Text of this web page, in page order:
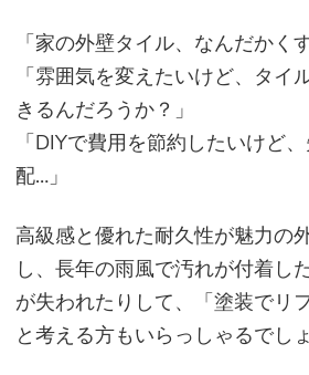
「家の外壁タイル、なんだかく
「雰囲気を変えたいけど、タイ
きるんだろうか？」
「DIYで費用を節約したいけど
配…」
高級感と優れた耐久性が魅力の
し、長年の雨風で汚れが付着し
が失われたりして、「塗装でリ
と考える方もいらっしゃるでしょ